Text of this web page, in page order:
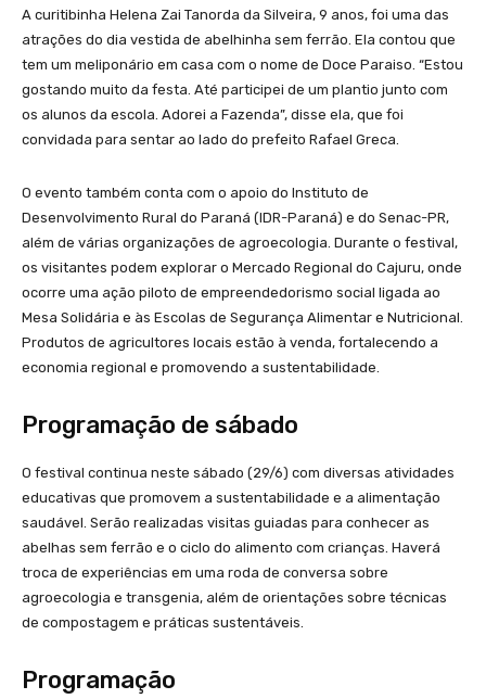
A curitibinha Helena Zai Tanorda da Silveira, 9 anos, foi uma das
atrações do dia vestida de abelhinha sem ferrão. Ela contou que
tem um meliponário em casa com o nome de Doce Paraiso. “Estou
gostando muito da festa. Até participei de um plantio junto com
os alunos da escola. Adorei a Fazenda”, disse ela, que foi
convidada para sentar ao lado do prefeito Rafael Greca.
O evento também conta com o apoio do Instituto de
Desenvolvimento Rural do Paraná (IDR-Paraná) e do Senac-PR,
além de várias organizações de agroecologia. Durante o festival,
os visitantes podem explorar o Mercado Regional do Cajuru, onde
ocorre uma ação piloto de empreendedorismo social ligada ao
Mesa Solidária e às Escolas de Segurança Alimentar e Nutricional.
Produtos de agricultores locais estão à venda, fortalecendo a
economia regional e promovendo a sustentabilidade.
Programação de sábado
O festival continua neste sábado (29/6) com diversas atividades
educativas que promovem a sustentabilidade e a alimentação
saudável. Serão realizadas visitas guiadas para conhecer as
abelhas sem ferrão e o ciclo do alimento com crianças. Haverá
troca de experiências em uma roda de conversa sobre
agroecologia e transgenia, além de orientações sobre técnicas
de compostagem e práticas sustentáveis.
Programação